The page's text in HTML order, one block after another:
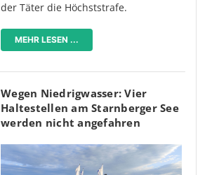
der Täter die Höchststrafe.
MEHR LESEN ...
Wegen Niedrigwasser: Vier
Haltestellen am Starnberger See
werden nicht angefahren